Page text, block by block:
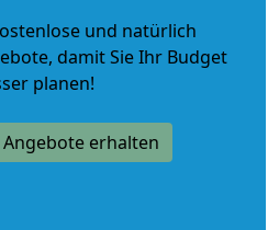
und natürlich
, damit Sie Ihr Budget
planen!
erhalten